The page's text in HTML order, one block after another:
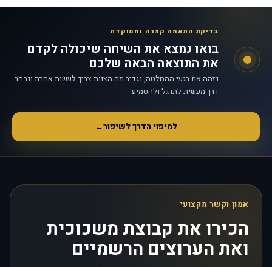
בדיקת התאמה קצרה וממוקדת
בואו נמצא את השיחה שיכולה לקדם
את התוצאה הבאה שלכם
נזהה את רגעי ההחלטה, נגדיר מה הצוות צריך לעשות אחרת ונבחר
דרך מעשית לתרגל ולהטמיע.
למיפוי הדרך לשיפור←
אמון וקשר מקצועי
הכירו את קבוצת משכוכית
ואת הערוצים הרשמיים